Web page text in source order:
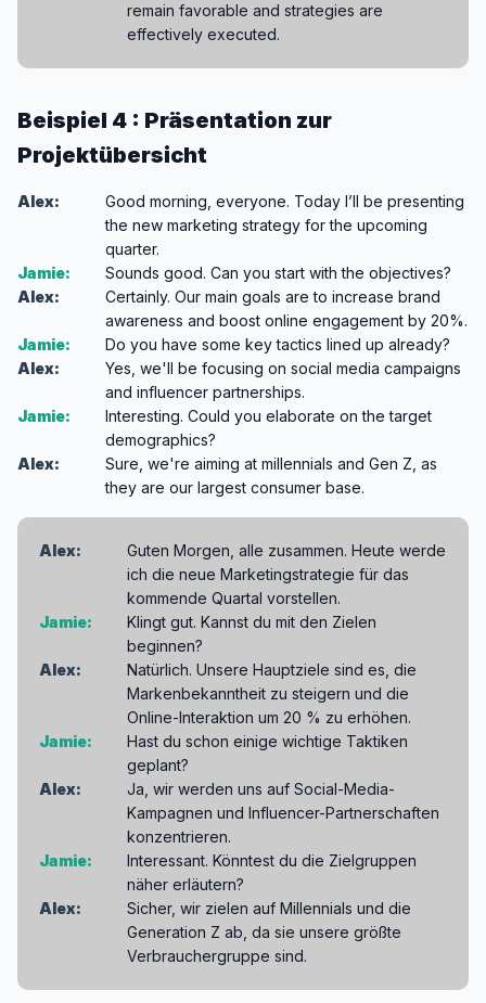
remain favorable and strategies are
effectively executed.
Beispiel 4 : Präsentation zur
Projektübersicht
Alex:
Good morning, everyone. Today I’ll be presenting
the new marketing strategy for the upcoming
quarter.
Jamie:
Sounds good. Can you start with the objectives?
Alex:
Certainly. Our main goals are to increase brand
awareness and boost online engagement by 20%.
Jamie:
Do you have some key tactics lined up already?
Alex:
Yes, we'll be focusing on social media campaigns
and influencer partnerships.
Jamie:
Interesting. Could you elaborate on the target
demographics?
Alex:
Sure, we're aiming at millennials and Gen Z, as
they are our largest consumer base.
Alex:
Guten Morgen, alle zusammen. Heute werde
ich die neue Marketingstrategie für das
kommende Quartal vorstellen.
Jamie:
Klingt gut. Kannst du mit den Zielen
beginnen?
Alex:
Natürlich. Unsere Hauptziele sind es, die
Markenbekanntheit zu steigern und die
Online-Interaktion um 20 % zu erhöhen.
Jamie:
Hast du schon einige wichtige Taktiken
geplant?
Alex:
Ja, wir werden uns auf Social-Media-
Kampagnen und Influencer-Partnerschaften
konzentrieren.
Jamie:
Interessant. Könntest du die Zielgruppen
näher erläutern?
Alex:
Sicher, wir zielen auf Millennials und die
Generation Z ab, da sie unsere größte
Verbrauchergruppe sind.